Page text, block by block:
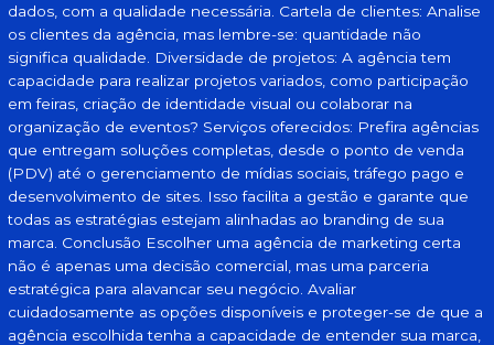
dados, com a qualidade necessária. Cartela de clientes: Analise
os clientes da agência, mas lembre-se: quantidade não
significa qualidade. Diversidade de projetos: A agência tem
capacidade para realizar projetos variados, como participação
em feiras, criação de identidade visual ou colaborar na
organização de eventos? Serviços oferecidos: Prefira agências
que entregam soluções completas, desde o ponto de venda
(PDV) até o gerenciamento de mídias sociais, tráfego pago e
desenvolvimento de sites. Isso facilita a gestão e garante que
todas as estratégias estejam alinhadas ao branding de sua
marca. Conclusão Escolher uma agência de marketing certa
não é apenas uma decisão comercial, mas uma parceria
estratégica para alavancar seu negócio. Avaliar
cuidadosamente as opções disponíveis e proteger-se de que a
agência escolhida tenha a capacidade de entender sua marca,